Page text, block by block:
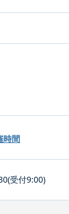
時間
受付9:00)